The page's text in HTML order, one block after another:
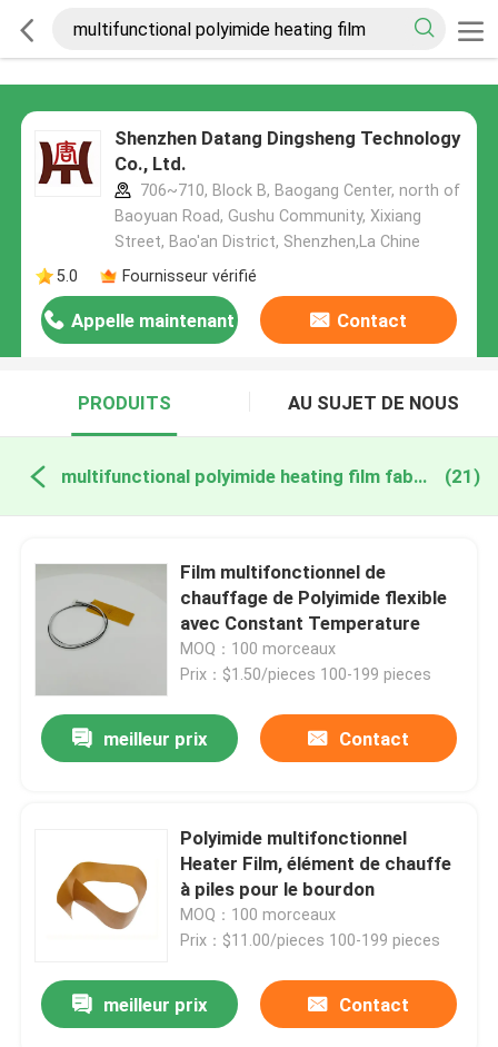
Shenzhen Datang Dingsheng Technology
Co., Ltd.
706~710, Block B, Baogang Center, north of
Baoyuan Road, Gushu Community, Xixiang
Street, Bao'an District, Shenzhen,La Chine
5.0
Fournisseur vérifié
Appelle maintenant Contact
PRODUITS AU SUJET DE NOUS
multifunctional polyimide heating film fabrication en ligne (21)
Film multifonctionnel de
chauffage de Polyimide flexible
avec Constant Temperature
MOQ：100 morceaux
Prix：$1.50/pieces 100-199 pieces
meilleur prix Contact
Polyimide multifonctionnel
Heater Film, élément de chauffe
à piles pour le bourdon
MOQ：100 morceaux
Prix：$11.00/pieces 100-199 pieces
meilleur prix Contact